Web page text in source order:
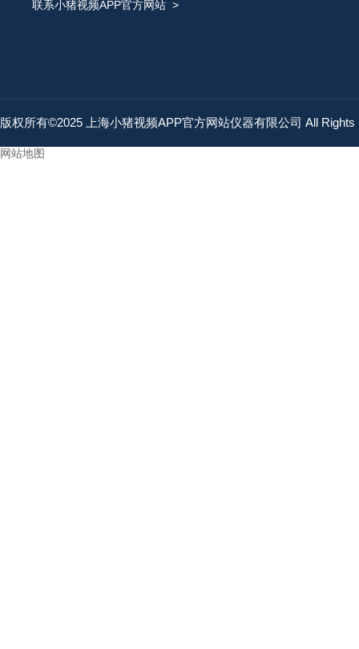
联系小猪视频APP官方网站>
版权所有©2025 上海小猪视频APP官方网站仪器有限公司 All
网站地图